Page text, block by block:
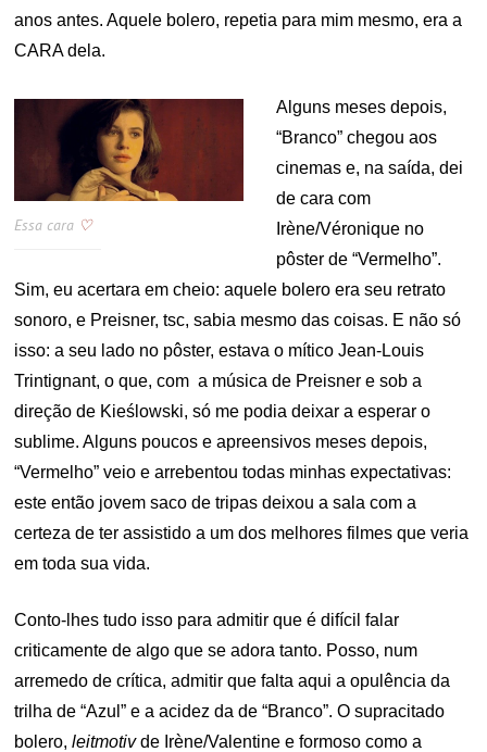
anos antes. Aquele bolero, repetia para mim mesmo, era a
CARA dela.
Essa cara ♡
Alguns meses depois,
“Branco” chegou aos
cinemas e, na saída, dei
de cara com
Irène/Véronique no
pôster de “Vermelho”.
Sim, eu acertara em cheio: aquele bolero era seu retrato
sonoro, e Preisner, tsc, sabia mesmo das coisas. E não só
isso: a seu lado no pôster, estava o mítico Jean-Louis
Trintignant, o que, com a música de Preisner e sob a
direção de Kieślowski, só me podia deixar a esperar o
sublime. Alguns poucos e apreensivos meses depois,
“Vermelho” veio e arrebentou todas minhas expectativas:
este então jovem saco de tripas deixou a sala com a
certeza de ter assistido a um dos melhores filmes que veria
em toda sua vida.
Conto-lhes tudo isso para admitir que é difícil falar
criticamente de algo que se adora tanto. Posso, num
arremedo de crítica, admitir que falta aqui a opulência da
trilha de “Azul” e a acidez da de “Branco”. O supracitado
bolero,leitmotivde Irène/Valentine e formoso como a